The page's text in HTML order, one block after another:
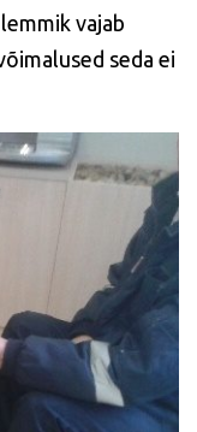
vajab
seda ei